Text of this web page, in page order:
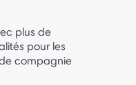
plus de
pour les
compagnie